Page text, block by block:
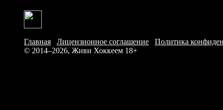
Главная Лицензионное соглашение
Политика
© 2014–2026, Живи Хоккеем 18+